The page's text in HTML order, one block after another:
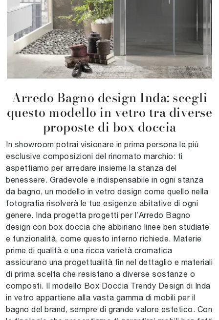
Arredo Bagno design Inda: scegli
questo modello in vetro tra diverse
proposte di box doccia
In showroom potrai visionare in prima persona le più
esclusive composizioni del rinomato marchio: ti
aspettiamo per arredare insieme la stanza del
benessere. Gradevole e indispensabile in ogni stanza
da bagno, un modello in vetro design come quello nella
fotografia risolverà le tue esigenze abitative di ogni
genere. Inda progetta progetti per l’Arredo Bagno
design con box doccia che abbinano linee ben studiate
e funzionalità, come questo interno richiede. Materie
prime di qualità e una ricca varietà cromatica
assicurano una progettualità fin nel dettaglio e materiali
di prima scelta che resistano a diverse sostanze o
composti. Il modello Box Doccia Trendy Design di Inda
in vetro appartiene alla vasta gamma di mobili per il
bagno del brand, sempre di grande valore estetico. Con